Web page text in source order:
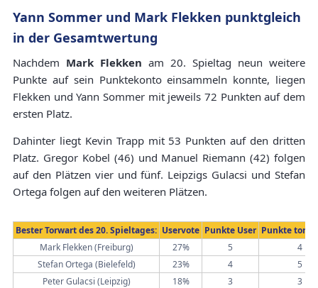
Yann Sommer und Mark Flekken punktgleich
in der Gesamtwertung
Nachdem Mark Flekken am 20. Spieltag neun weitere
Punkte auf sein Punktekonto einsammeln konnte, liegen
Flekken und Yann Sommer mit jeweils 72 Punkten auf dem
ersten Platz.
Dahinter liegt Kevin Trapp mit 53 Punkten auf den dritten
Platz. Gregor Kobel (46) und Manuel Riemann (42) folgen
auf den Plätzen vier und fünf. Leipzigs Gulacsi und Stefan
Ortega folgen auf den weiteren Plätzen.
Bester Torwart des 20. Spieltages: Uservote Punkte User Punkte
Mark Flekken (Freiburg)
27% 5
4
Stefan Ortega (Bielefeld)
23% 4
5
Peter Gulacsi (Leipzig)
18% 3
3